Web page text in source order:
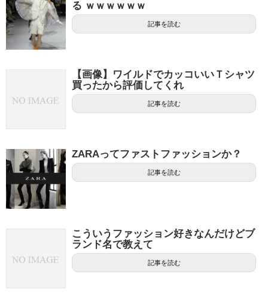
る ｗｗｗｗｗｗ
記事を読む
【画像】ワイルドでカッコいいＴシャツ
買ったから評価してくれ
記事を読む
ZARAってファストファッションか？
記事を読む
こういうファッション好きなんだけどブ
ランド名で教えて
記事を読む